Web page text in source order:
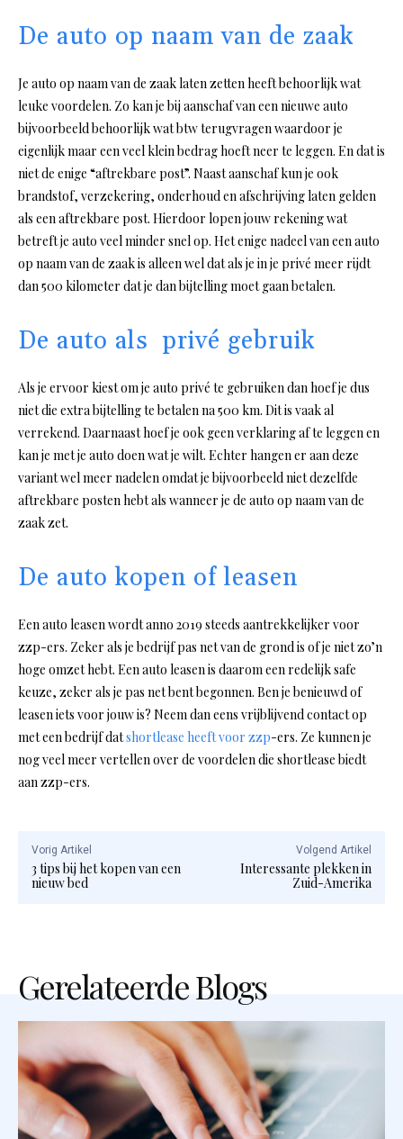
De auto op naam van de zaak
Je auto op naam van de zaak laten zetten heeft behoorlijk wat
leuke voordelen. Zo kan je bij aanschaf van een nieuwe auto
bijvoorbeeld behoorlijk wat btw terugvragen waardoor je
eigenlijk maar een veel klein bedrag hoeft neer te leggen. En dat is
niet de enige “aftrekbare post”. Naast aanschaf kun je ook
brandstof, verzekering, onderhoud en afschrijving laten gelden
als een aftrekbare post. Hierdoor lopen jouw rekening wat
betreft je auto veel minder snel op. Het enige nadeel van een auto
op naam van de zaak is alleen wel dat als je in je privé meer rijdt
dan 500 kilometer dat je dan bijtelling moet gaan betalen.
De auto als privé gebruik
Als je ervoor kiest om je auto privé te gebruiken dan hoef je dus
niet die extra bijtelling te betalen na 500 km. Dit is vaak al
verrekend. Daarnaast hoef je ook geen verklaring af te leggen en
kan je met je auto doen wat je wilt. Echter hangen er aan deze
variant wel meer nadelen omdat je bijvoorbeeld niet dezelfde
aftrekbare posten hebt als wanneer je de auto op naam van de
zaak zet.
De auto kopen of leasen
Een auto leasen wordt anno 2019 steeds aantrekkelijker voor
zzp-ers. Zeker als je bedrijf pas net van de grond is of je niet zo’n
hoge omzet hebt. Een auto leasen is daarom een redelijk safe
keuze, zeker als je pas net bent begonnen. Ben je benieuwd of
leasen iets voor jouw is? Neem dan eens vrijblijvend contact op
met een bedrijf datshortlease heeft voor zzp-ers. Ze kunnen je
nog veel meer vertellen over de voordelen die shortlease biedt
aan zzp-ers.
Vorig Artikel
3 tips bij het kopen van een
nieuw bed
Volgend Artikel
Interessante plekken in
Zuid-Amerika
Gerelateerde Blogs